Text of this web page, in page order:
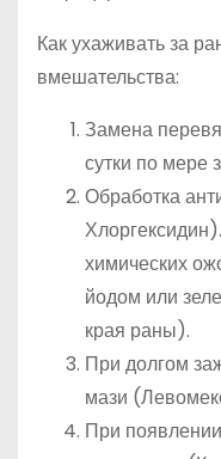
Как ухаживать за
вмешательства:
Замена
сутки по мере
Обработка
химических
йодом или
края раны).
При долгом
мази
При